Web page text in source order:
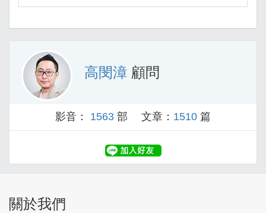
高閔漳 顧問
影音： 1563 部 文章： 1510 篇
關於我們